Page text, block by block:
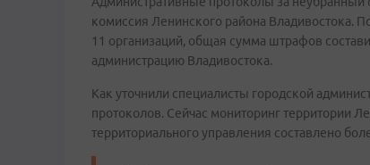
комиссия Ленинского района Владивостока.
11 организаций, общая сумма штрафов
администрацию Владивостока.
Как уточнили специалисты городской
протоколов. Сейчас мониторинг территории
территориального управления составлено